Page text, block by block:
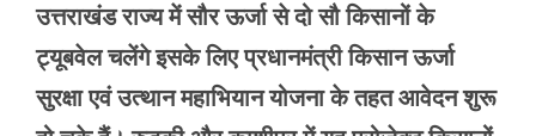
उत्तराखंड राज्य में सौर ऊर्जा से दो सौ किसानों के
ट्यूबवेल चलेंगे इसके लिए प्रधानमंत्री किसान ऊर्जा
सुरक्षा एवं उत्थान महाभियान योजना के तहत आवेदन शुरू